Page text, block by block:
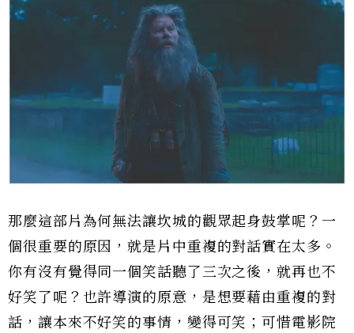
那麼這部片為何無法讓坎城的觀眾起身鼓掌呢？一
個很重要的原因，就是片中重複的對話實在太多。
你有沒有覺得同一個笑話聽了三次之後，就再也不
好笑了呢？也許導演的原意，是想要藉由重複的對
話，讓本來不好笑的事情，變得可笑；可惜電影院